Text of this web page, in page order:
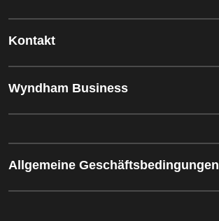
Kontakt
Wyndham Business
Allgemeine Geschäftsbedingungen